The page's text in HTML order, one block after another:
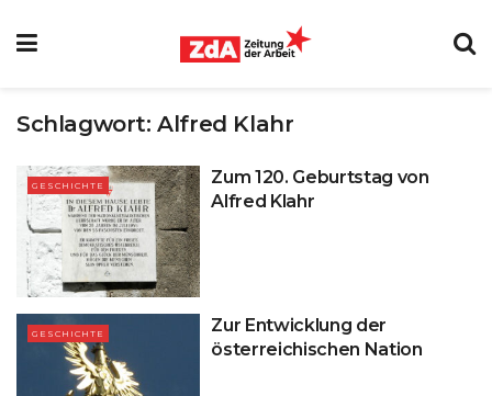
Schlagwort:Alfred Klahr
GESCHICHTE
Zum 120. Geburtstag von
Alfred Klahr
GESCHICHTE
Zur Entwicklung der
österreichischen Nation